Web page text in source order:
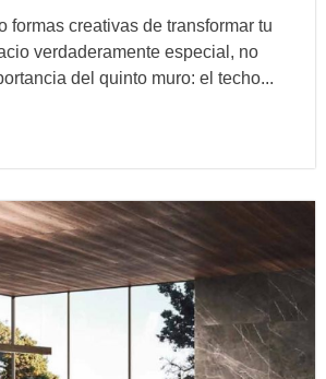
formas creativas de transformar tu
verdaderamente especial, no
del quinto muro: el techo...